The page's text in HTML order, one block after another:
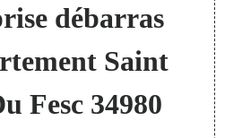
débarras
Saint
Fesc 34980